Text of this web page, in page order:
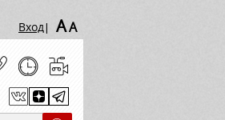
Вход| AA